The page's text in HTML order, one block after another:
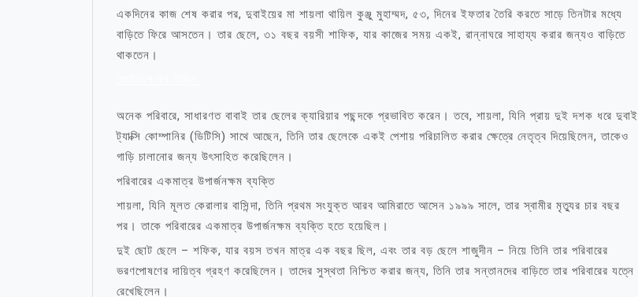
একদিনের কাজ শেষ করার পর, দুবাইয়ের মা শায়লা থায়িল কুঞ্জু মুহাম্মদ, ৫৩, দিনের ইফতার তৈরি করতে সাড়ে তিনটার মধ্যে
বাড়িতে ফিরে আসতেন। তার ছেলে, ৩১ বছর বয়সী শাফিক, যার কাজের সময় একই, রান্নাঘরে সাহায্য করার জন্যও বাড়িতে
থাকতেন।
অনেক পরিবারে, সাধারণত বাবাই তার ছেলের ক্যারিয়ার পছন্দকে প্রভাবিত করেন। তবে, শায়লা, যিনি প্রায় দুই দশক ধরে দুবাই
ট্যাক্সি কোম্পানির (ডিটিসি) সাথে আছেন, তিনি তার ছেলেকে একই পেশায় পরিচালিত করার ক্ষেত্রে নেতৃত্ব দিয়েছিলেন, তাকেও
গাড়ি চালানোর জন্য উৎসাহিত করেছিলেন।
পরিবারের একমাত্র উপার্জনক্ষম ব্যক্তি
শায়লা, যিনি মূলত কেরালার বাসিন্দা, তিনি প্রথম সংযুক্ত আরব আমিরাতে আসেন ১৯৯৯ সালে, তার স্বামীর মৃত্যুর চার বছর
পর। তাকে পরিবারের একমাত্র উপার্জনক্ষম ব্যক্তি হতে হয়েছিল।
দুই ছোট ছেলে – শফিক, যার বয়স তখন মাত্র এক বছর ছিল, এবং তার বড় ছেলে শাজুদীন – নিয়ে তিনি তার পরিবারের
ভরণপোষণের দায়িত্ব গ্রহণ করেছিলেন। তাদের সুস্থতা নিশ্চিত করার জন্য, তিনি তার সন্তানদের বাড়িতে তার পরিবারের যত্নে
রেখেছিলেন।